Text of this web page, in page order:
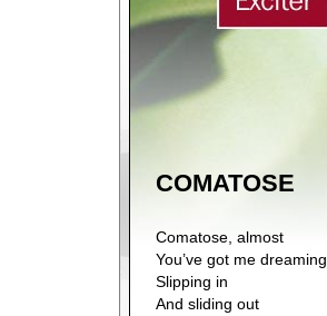
COMATOSE
Comatose, almost
You’ve got me dreaming
Slipping in
And sliding out